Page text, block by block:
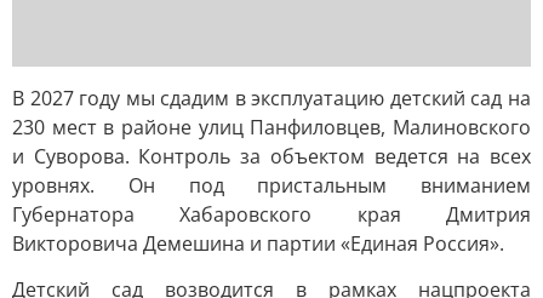
В 2027 году мы сдадим в эксплуатацию детский сад на
230 мест в районе улиц Панфиловцев, Малиновского
и Суворова. Контроль за объектом ведется на всех
уровнях. Он под пристальным вниманием
Губернатора Хабаровского края Дмитрия
Викторовича Демешина и партии «Единая Россия».
Детский сад возводится в рамках нацпроекта